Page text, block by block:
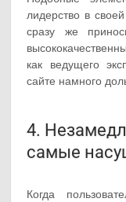
лидерство в
сразу же
как ведущего
сайте намного
4.
самые
Когда